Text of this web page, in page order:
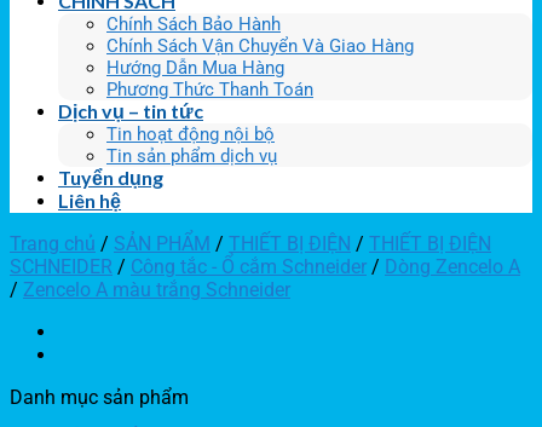
Chính Sách Bảo Hành
Chính Sách Vận Chuyển Và Giao Hàng
Hướng Dẫn Mua Hàng
Phương Thức Thanh Toán
Dịch vụ – tin tức
Tin hoạt động nội bộ
Tin sản phẩm dịch vụ
Tuyển dụng
Liên hệ
Trang chủ / SẢN PHẨM / THIẾT BỊ ĐIỆN / THIẾT BỊ ĐIỆN
SCHNEIDER / Công tắc - Ổ cắm Schneider / Dòng Zencelo A
/ Zencelo A màu trắng Schneider
Danh mục sản phẩm